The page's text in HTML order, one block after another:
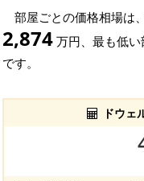
部屋ごとの価格相場は
2,874 万円、最も低い
です。
ドウェ